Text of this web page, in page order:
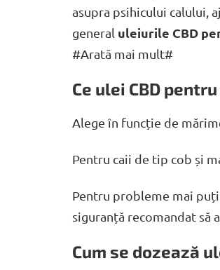
asupra psihicului calului,
general uleiurile CBD
#Arată mai mult#
Ce ulei CBD
Alege în funcție de
Pentru caii de tip cob și
Pentru probleme mai
siguranță recomandat să
Cum se dozează